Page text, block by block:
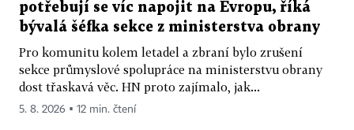
potřebují se víc napojit na Evropu, říká
bývalá šéfka sekce z ministerstva obrany
Pro komunitu kolem letadel a zbraní bylo zrušení
sekce průmyslové spolupráce na ministerstvu obrany
dost třaskavá věc. HN proto zajímalo, jak...
5. 8. 2026 ▪ 12 min. čtení